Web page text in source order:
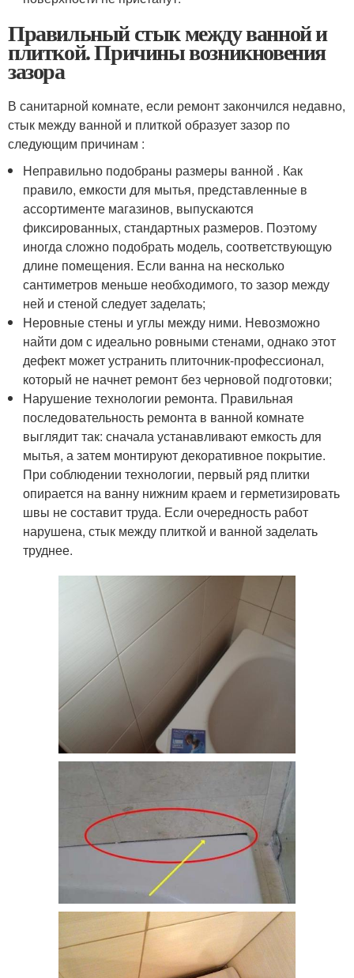
Правильный стык между ванной и
плиткой. Причины возникновения
зазора
В санитарной комнате, если ремонт закончился недавно,
стык между ванной и плиткой образует зазор по
следующим причинам :
Неправильно подобраны размеры ванной . Как
правило, емкости для мытья, представленные в
ассортименте магазинов, выпускаются
фиксированных, стандартных размеров. Поэтому
иногда сложно подобрать модель, соответствующую
длине помещения. Если ванна на несколько
сантиметров меньше необходимого, то зазор между
ней и стеной следует заделать;
Неровные стены и углы между ними. Невозможно
найти дом с идеально ровными стенами, однако этот
дефект может устранить плиточник-профессионал,
который не начнет ремонт без черновой подготовки;
Нарушение технологии ремонта. Правильная
последовательность ремонта в ванной комнате
выглядит так: сначала устанавливают емкость для
мытья, а затем монтируют декоративное покрытие.
При соблюдении технологии, первый ряд плитки
опирается на ванну нижним краем и герметизировать
швы не составит труда. Если очередность работ
нарушена, стык между плиткой и ванной заделать
труднее.